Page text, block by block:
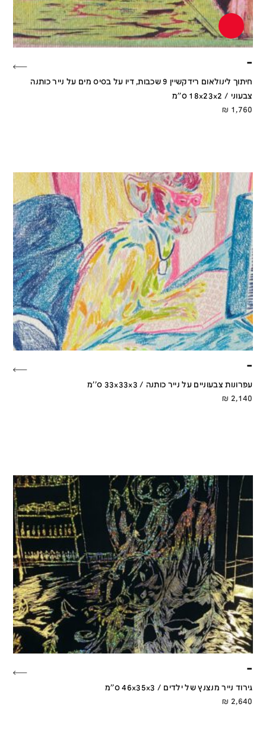
–
חיתוך לינולאום רידקשיין 9 שכבות, דיו על בסיס מים על נייר כותנה
צבעוני / 18x23x2 ס''מ
1,760
₪
–
עפרונות צבעוניים על נייר כותנה / 33x33x3 ס''מ
2,140
₪
–
גירוד נייר מנצנץ של ילדים / 46x35x3 ס''מ
2,640
₪